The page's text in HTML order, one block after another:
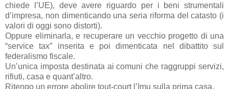
chiede l’UE), deve avere riguardo per i beni strumentali
d’impresa, non dimenticando una seria riforma del catasto (i
valori di oggi sono distorti).
Oppure eliminarla, e recuperare un vecchio progetto di una
“service tax” inserita e poi dimenticata nel dibattito sul
federalismo fiscale.
Un’unica imposta destinata ai comuni che raggruppi servizi,
rifiuti, casa e quant’altro.
Ritengo un errore abolire tout-court l’Imu sulla prima casa.